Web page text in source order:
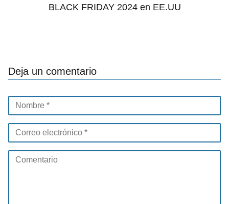
BLACK FRIDAY 2024 en EE.UU
Deja un comentario